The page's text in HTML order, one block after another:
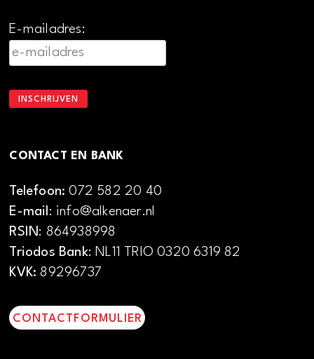
E-mailadres:
CONTACT EN BANK
Telefoon:072 582 20 40
E-mail: info@alkenaer.nl
RSIN: 864938998
Triodos Bank: NL11 TRIO 0320 6319 82
KVK: 89296737
CONTACTFORMULIER